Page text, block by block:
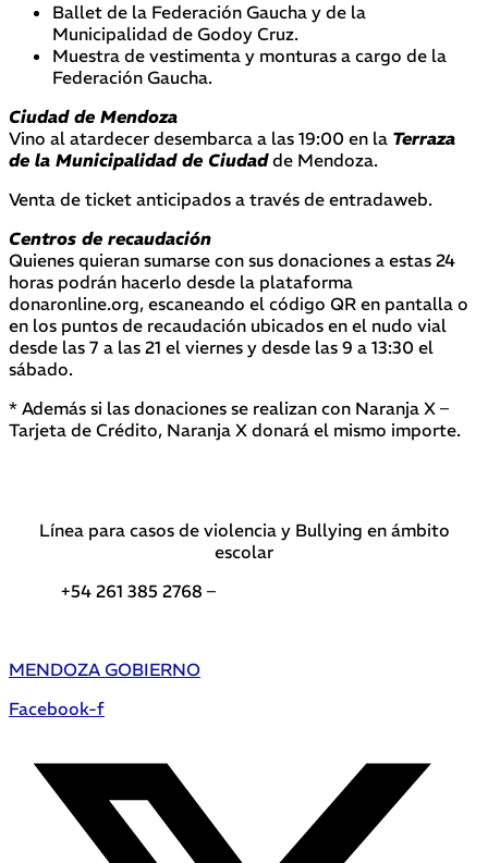
Ballet de la Federación Gaucha y de la
Municipalidad de Godoy Cruz.
Muestra de vestimenta y monturas a cargo de la
Federación Gaucha.
Ciudad de Mendoza
Vino al atardecer desembarca a las 19:00 en la Terraza
de la Municipalidad de Ciudadde Mendoza.
Venta de ticket anticipados a través de entradaweb.
Centros de recaudación
Quienes quieran sumarse con sus donaciones a estas 24
horas podrán hacerlo desde la plataforma
donaronline.org, escaneando el código QR en pantalla o
en los puntos de recaudación ubicados en el nudo vial
desde las 7 a las 21 el viernes y desde las 9 a 13:30 el
sábado.
* Además si las donaciones se realizan con Naranja X –
Tarjeta de Crédito, Naranja X donará el mismo importe.
Línea para casos de violencia y Bullying en ámbito
escolar
+54 261 385 2768 –
MENDOZA GOBIERNO
Facebook-f